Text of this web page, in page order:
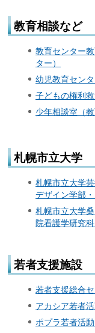
教育相談など
教育センター
ター）
幼児教育セン
子どもの権利
少年相談室（教
札幌市立大学
札幌市立大学
デザイン学部
札幌市立大学
院看護学研究
若者支援施設
若者支援総合
アカシア若者
ポプラ若者活